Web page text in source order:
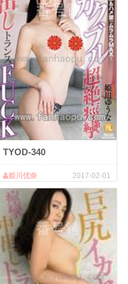
TYOD-340
2017-02-01
姫川优奈